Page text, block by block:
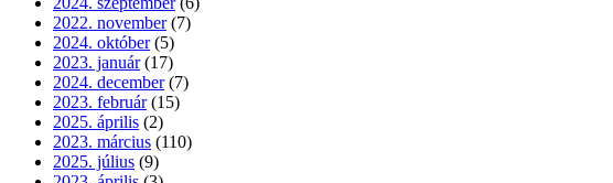
2022. november (7)
2024. október (5)
2023. január (17)
2024. december (7)
2023. február (15)
2025. április (2)
2023. március (110)
2025. július (9)